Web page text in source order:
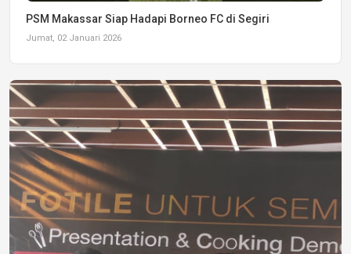
PSM Makassar Siap Hadapi Borneo FC di Segiri
Jumat, 02 Januari 2026